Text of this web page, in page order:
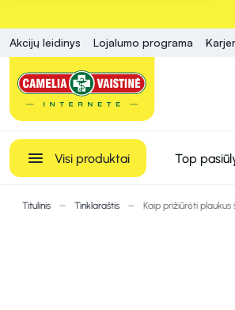
Akcijų leidinys Lojalumo programa
Visi produktai Top
Titulinis Tinklaraštis Kaip prižiūrėti